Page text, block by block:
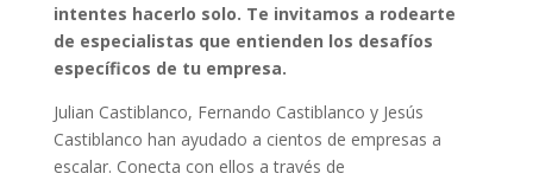
intentes hacerlo solo. Te invitamos a rodearte
de especialistas que entienden los desafíos
específicos de tu empresa.
Julian Castiblanco, Fernando Castiblanco y Jesús
Castiblanco han ayudado a cientos de empresas a
escalar. Conecta con ellos a través de